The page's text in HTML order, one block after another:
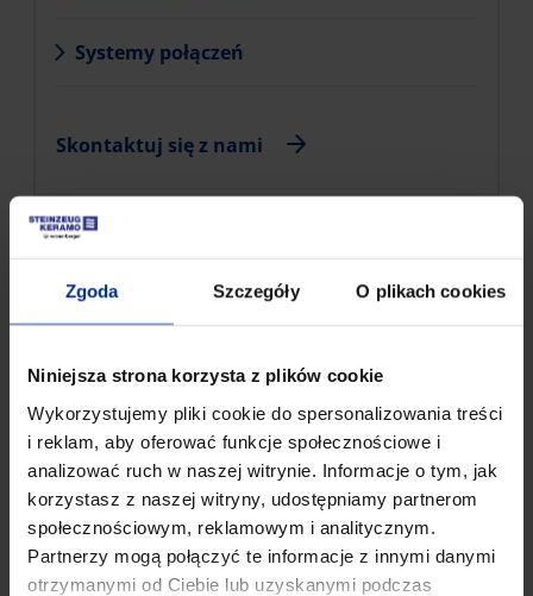
Zgoda Szczegóły O plikach cookies
Niniejsza strona korzysta z plików cookie
Wykorzystujemy pliki cookie do spersonalizowania treści
i reklam, aby oferować funkcje społecznościowe i
analizować ruch w naszej witrynie. Informacje o tym, jak
korzystasz z naszej witryny, udostępniamy partnerom
społecznościowym, reklamowym i analitycznym.
Partnerzy mogą połączyć te informacje z innymi danymi
otrzymanymi od Ciebie lub uzyskanymi podczas
Systemy połączeń
Skontaktuj się z nami
KRÓCIEC DOSTUDZIENNY